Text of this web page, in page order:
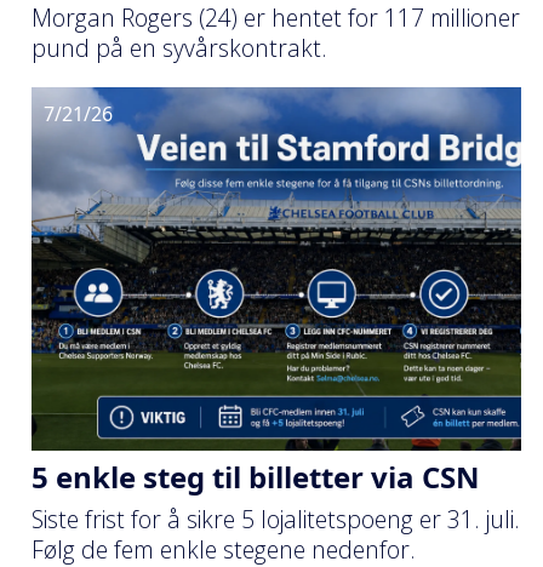
Morgan Rogers (24) er hentet for 117 millioner
pund på en syvårskontrakt.
7/21/26
5 enkle steg til billetter via CSN
Siste frist for å sikre 5 lojalitetspoeng er 31. juli.
Følg de fem enkle stegene nedenfor.